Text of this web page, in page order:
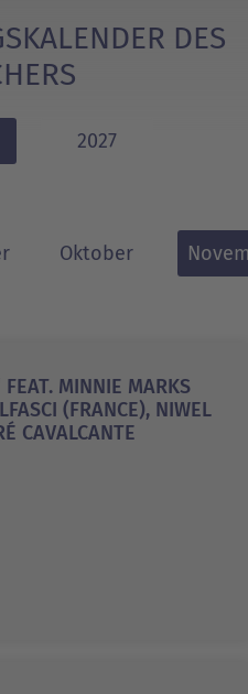
DES
2027
Oktober
FEAT. MINNIE MARKS
(FRANCE), NIWEL
CAVALCANTE